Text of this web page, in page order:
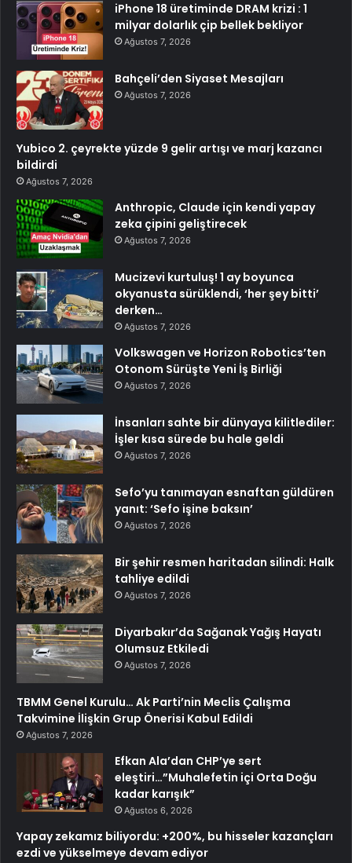
iPhone 18 üretiminde DRAM krizi : 1
milyar dolarlık çip bellek bekliyor
Ağustos 7, 2026
Bahçeli’den Siyaset Mesajları
Ağustos 7, 2026
Yubico 2. çeyrekte yüzde 9 gelir artışı ve marj kazancı
bildirdi
Ağustos 7, 2026
Anthropic, Claude için kendi yapay
zeka çipini geliştirecek
Ağustos 7, 2026
Mucizevi kurtuluş! 1 ay boyunca
okyanusta sürüklendi, ‘her şey bitti’
derken…
Ağustos 7, 2026
Volkswagen ve Horizon Robotics’ten
Otonom Sürüşte Yeni İş Birliği
Ağustos 7, 2026
İnsanları sahte bir dünyaya kilitlediler:
İşler kısa sürede bu hale geldi
Ağustos 7, 2026
Sefo’yu tanımayan esnaftan güldüren
yanıt: ‘Sefo işine baksın’
Ağustos 7, 2026
Bir şehir resmen haritadan silindi: Halk
tahliye edildi
Ağustos 7, 2026
Diyarbakır’da Sağanak Yağış Hayatı
Olumsuz Etkiledi
Ağustos 7, 2026
TBMM Genel Kurulu… Ak Parti’nin Meclis Çalışma
Takvimine İlişkin Grup Önerisi Kabul Edildi
Ağustos 7, 2026
Efkan Ala’dan CHP’ye sert
eleştiri…”Muhalefetin içi Orta Doğu
kadar karışık”
Ağustos 6, 2026
Yapay zekamız biliyordu: +200%, bu hisseler kazançları
ezdi ve yükselmeye devam ediyor